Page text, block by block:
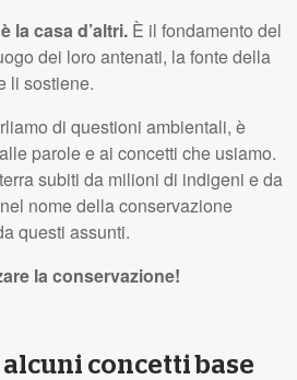
la casa d’altri. È il fondamento del
dei loro antenati, la fonte della
li sostiene.
di questioni ambientali, è
parole e ai concetti che usiamo.
subiti da milioni di indigeni e da
nome della conservazione
questi assunti.
la conservazione!
concetti base